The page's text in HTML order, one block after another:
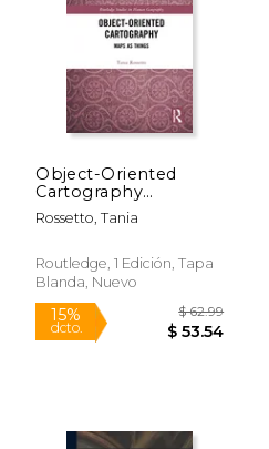
Object-Oriented
Cartography
(Routledge Studies in
Human Geography)
Rossetto, Tania
Routledge, 1 Edición, Tapa
Blanda, Nuevo